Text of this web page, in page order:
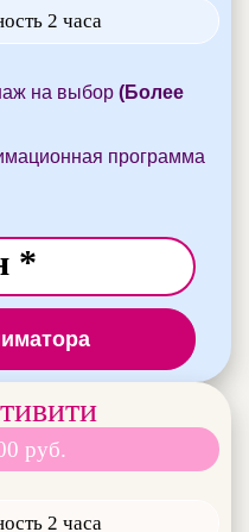
2 часа
на выбор (Более
программа
руб.
2 часа